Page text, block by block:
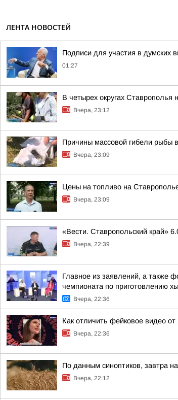
ЛЕНТА НОВОСТЕЙ
Подписи для участия в думских
01:27
В четырех округах Ставрополья
Вчера, 23:12
Причины массовой гибели рыбы
Вчера, 23:09
Цены на топливо на
Вчера, 23:09
«Вести. Ставропольский край»
Вчера, 22:39
Главное из заявлений, а также
чемпионата по приготовлению
Вчера, 22:36
Как отличить фейковое видео
Вчера, 22:36
По данным синоптиков, завтра
Вчера, 22:12